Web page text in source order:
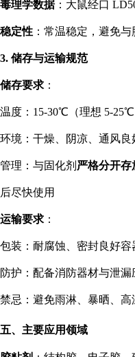
毒理学数据：大鼠经口
稳定性 ：常温稳定，避免
3. 储存与运输规范
储存要求 ：
温度：15-30℃（理想 5-
环境：干燥、阴凉、通风
管理：与固化剂 严格分开存
后尽快使用
运输要求 ：
包装：耐腐蚀、密封良好容
防护：配备消防器材与泄漏
禁忌：避免雨淋、暴晒、高
五、主要应用领域